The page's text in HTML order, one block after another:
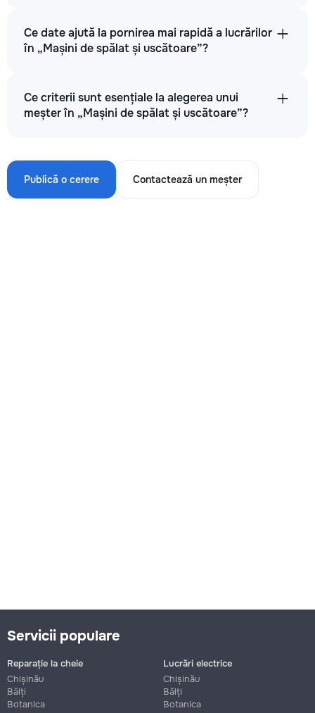
Ce date ajută la pornirea mai rapidă a lucrărilor
în „Mașini de spălat și uscătoare”?
Ce criterii sunt esențiale la alegerea unui
meșter în „Mașini de spălat și uscătoare”?
Publică o cerere Contactează un meșter
Servicii populare
Reparație la cheie
Chișinău
Bălți
Botanica
Lucrări electrice
Chișinău
Bălți
Botanica